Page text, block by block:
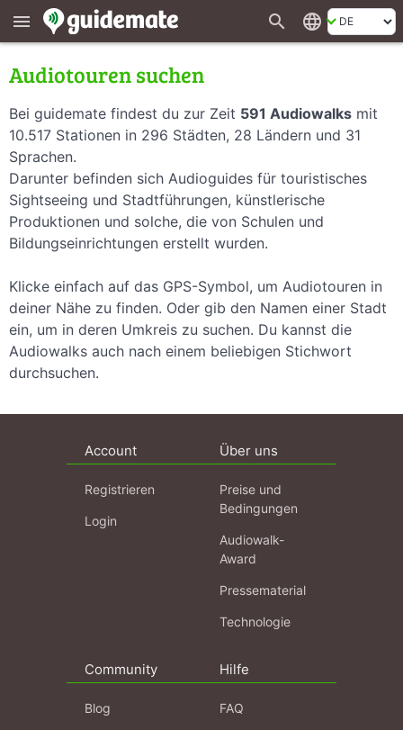
menu search language
Audiotouren suchen
Bei guidemate findest du zur Zeit 591 Audiowalks mit
10.517 Stationen in 296 Städten, 28 Ländern und 31
Sprachen.
Darunter befinden sich Audioguides für touristisches
Sightseeing und Stadtführungen, künstlerische
Produktionen und solche, die von Schulen und
Bildungseinrichtungen erstellt wurden.
Klicke einfach auf das GPS-Symbol, um Audiotouren in
deiner Nähe zu finden. Oder gib den Namen einer Stadt
ein, um in deren Umkreis zu suchen. Du kannst die
Audiowalks auch nach einem beliebigen Stichwort
durchsuchen.
Account
Registrieren
Login
Über uns
Preise und
Bedingungen
Audiowalk-
Award
Pressematerial
Technologie
Community
Blog
Hilfe
FAQ